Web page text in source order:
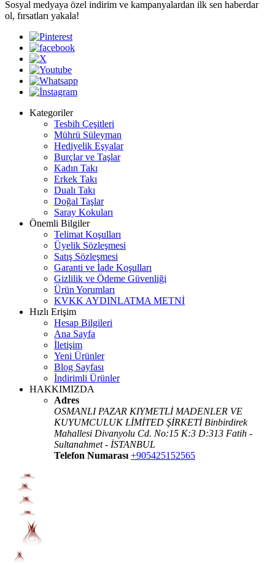
Sosyal medyaya özel indirim ve kampanyalardan ilk sen haberdar
ol, fırsatları yakala!
Kategoriler
Tesbih Çeşitleri
Mührü Süleyman
Hediyelik Eşyalar
Burçlar ve Taşlar
Kadın Takı
Erkek Takı
Dualı Takı
Doğal Taşlar
Saray Kokuları
Önemli Bilgiler
Telimat Koşulları
Üyelik Sözleşmesi
Satış Sözleşmesi
Garanti ve İade Koşulları
Gizlilik ve Ödeme Güvenliği
Ürün Yorumları
KVKK AYDINLATMA METNİ
Hızlı Erişim
Hesap Bilgileri
Ana Sayfa
İletişim
Yeni Ürünler
Blog Sayfası
İndirimli Ürünler
HAKKIMIZDA
Adres
OSMANLI PAZAR KIYMETLİ MADENLER VE
KUYUMCULUK LİMİTED ŞİRKETİ Binbirdirek
Mahallesi Divanyolu Cd. No:15 K:3 D:313 Fatih -
Sultanahmet - İSTANBUL
Telefon Numarası +905425152565